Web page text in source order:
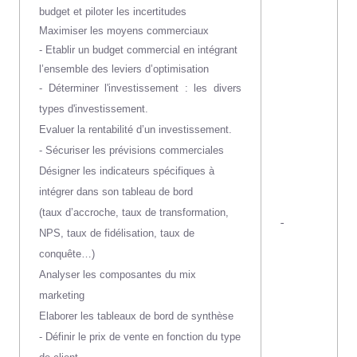
budget et piloter les incertitudes
Maximiser les moyens commerciaux
- Etablir un budget commercial en intégrant
l’ensemble des leviers d’optimisation
- Déterminer l'investissement : les divers
types d'investissement.
Evaluer la rentabilité d’un investissement.
- Sécuriser les prévisions commerciales
Désigner les indicateurs spécifiques à
intégrer dans son tableau de bord
(taux d’accroche, taux de transformation,
NPS, taux de fidélisation, taux de
conquête…)
Analyser les composantes du mix
marketing
Elaborer les tableaux de bord de synthèse
- Définir le prix de vente en fonction du type
-